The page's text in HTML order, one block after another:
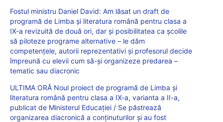
Fostul ministru Daniel David: Am lăsat un draft de
programă de Limba și literatura română pentru clasa a
IX-a revizuită de două ori, dar și posibilitatea ca școlile
să piloteze programe alternative – le dăm
competențele, autorii reprezentativi și profesorul decide
împreună cu elevii cum să-și organizeze predarea –
tematic sau diacronic
ULTIMA ORĂ Noul proiect de programă de Limba și
literatura română pentru clasa a IX-a, varianta a II-a,
publicat de Ministerul Educației / Se păstrează
organizarea diacronică a conținuturilor și au fost